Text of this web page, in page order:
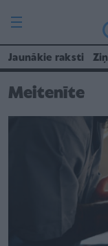
Jaunākie raksti
Meitenīte